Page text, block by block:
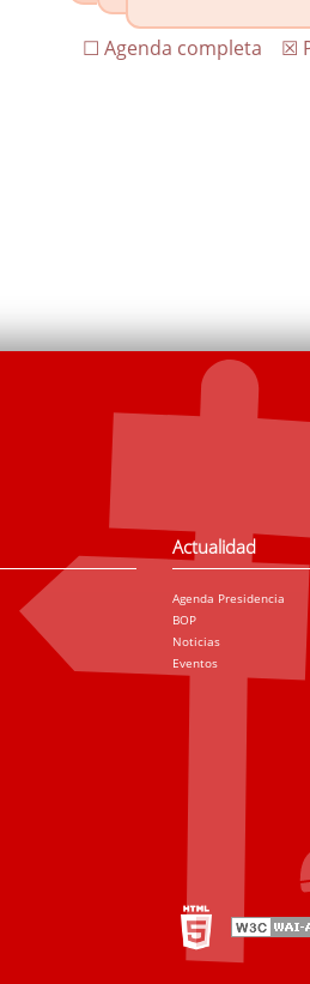
☒
☐ Agenda completa
Actualidad
Agenda Presidencia
BOP
Noticias
Eventos